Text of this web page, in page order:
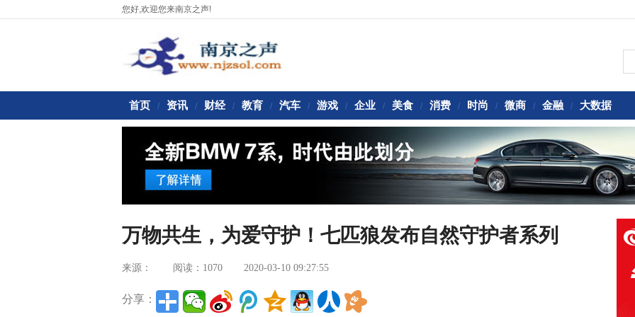
您好,欢迎您来南京之声!
首页 / 资讯 / 财经 / 教育 / 汽车 / 游戏 / 企业 / 美食 / 消费 / 时尚 / 微商 / 金融 / 大数据
万物共生，为爱守护！七匹狼发布自然守护者系列
来源： 阅读：1070 2020-03-10 09:27:55
分享：